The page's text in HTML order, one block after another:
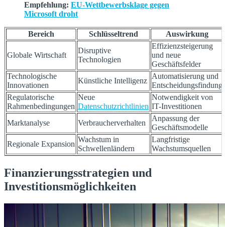
Empfehlung: EU-Wettbewerbsklage gegen
Microsoft droht
Bereich Schlüsseltrend Auswirkung
Globale Wirtschaft
Disruptive
Technologien
Effizienzsteigerung
und neue
Geschäftsfelder
Technologische
Innovationen
Künstliche Intelligenz
Automatisierung und
Entscheidungsfindung
Regulatorische
Rahmenbedingungen
Neue
Datenschutzrichtlinien
Notwendigkeit von
IT-Investitionen
Marktanalyse
Verbraucherverhalten
Anpassung der
Geschäftsmodelle
Regionale Expansion
Wachstum in
Schwellenländern
Langfristige
Wachstumsquellen
Finanzierungsstrategien und
Investitionsmöglichkeiten